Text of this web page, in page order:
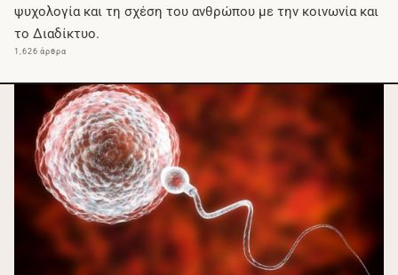
ψυχολογία και τη σχέση του ανθρώπου με την κοινωνία και
το Διαδίκτυο.
1,626 άρθρα